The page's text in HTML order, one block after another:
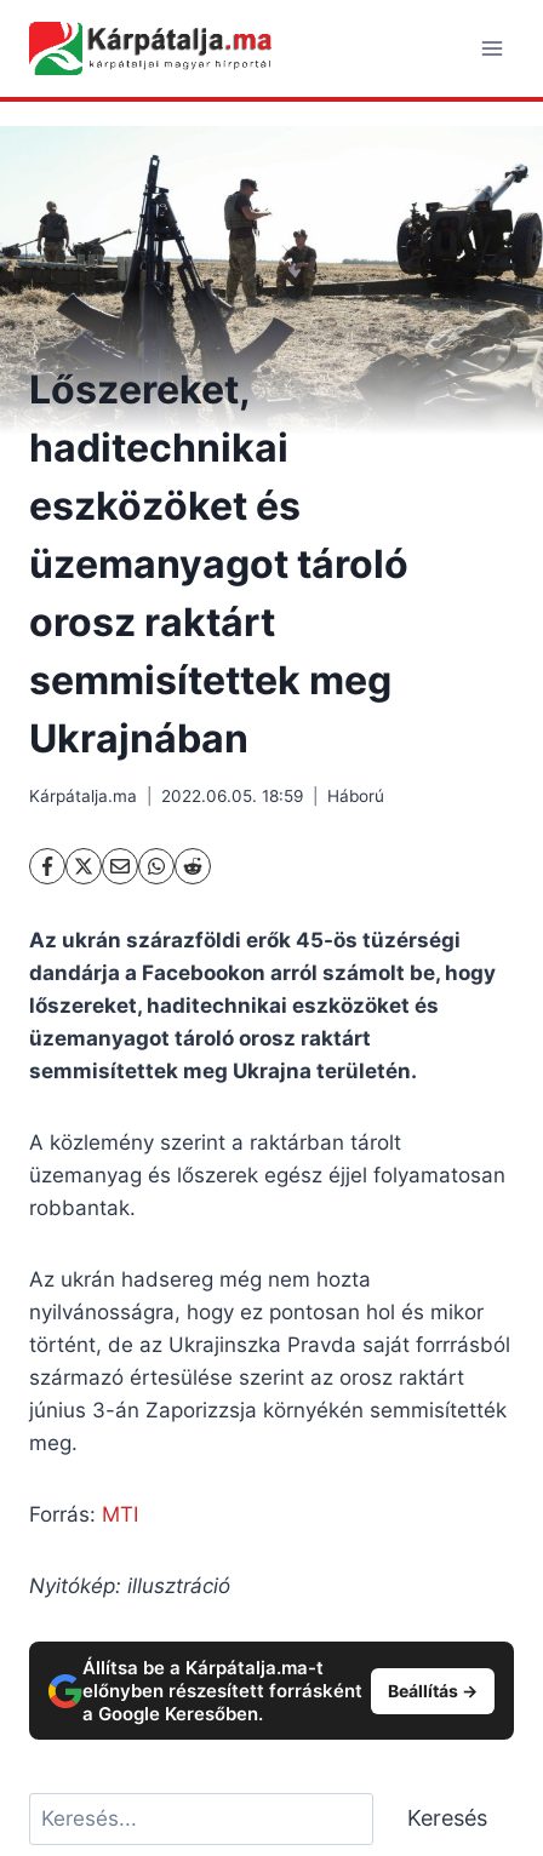
content
Lőszereket,
haditechnikai
eszközöket és
üzemanyagot tároló
orosz raktárt
semmisítettek meg
Ukrajnában
Kárpátalja.ma 2022.06.05. 18:59 Háború
Az ukrán szárazföldi erők 45-ös tüzérségi
dandárja a Facebookon arról számolt be, hogy
lőszereket, haditechnikai eszközöket és
üzemanyagot tároló orosz raktárt
semmisítettek meg Ukrajna területén.
A közlemény szerint a raktárban tárolt
üzemanyag és lőszerek egész éjjel folyamatosan
robbantak.
Az ukrán hadsereg még nem hozta
nyilvánosságra, hogy ez pontosan hol és mikor
történt, de az Ukrajinszka Pravda saját forrrásból
származó értesülése szerint az orosz raktárt
június 3-án Zaporizzsja környékén semmisítették
meg.
Forrás: MTI
Nyitókép: illusztráció
Állítsa be a Kárpátalja.ma-t
előnyben részesített forrásként
a Google Keresőben.
Beállítás →
Keresés Keresés